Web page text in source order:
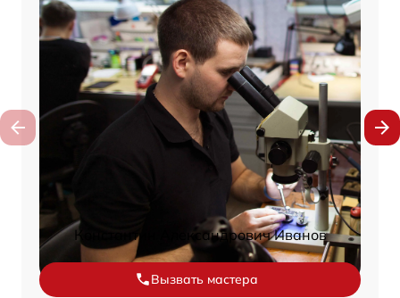
Константин Александрович Иванов
Вызвать мастера